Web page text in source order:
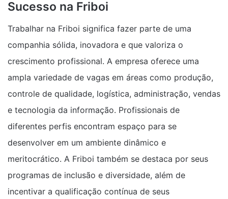
Sucesso na Friboi
Trabalhar na Friboi significa fazer parte de uma
companhia sólida, inovadora e que valoriza o
crescimento profissional. A empresa oferece uma
ampla variedade de vagas em áreas como produção,
controle de qualidade, logística, administração, vendas
e tecnologia da informação. Profissionais de
diferentes perfis encontram espaço para se
desenvolver em um ambiente dinâmico e
meritocrático. A Friboi também se destaca por seus
programas de inclusão e diversidade, além de
incentivar a qualificação contínua de seus